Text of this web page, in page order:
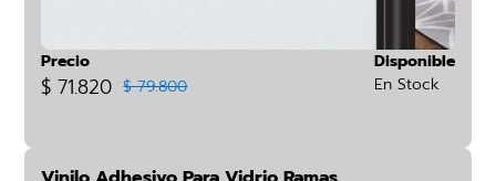
Precio
$ 71.820 $ 79.800
Disponible
En Stock